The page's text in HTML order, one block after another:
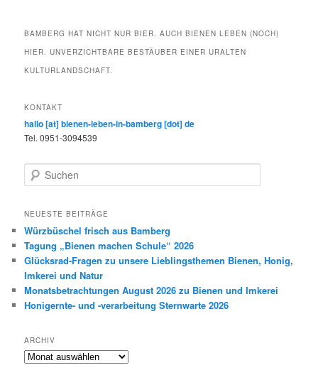
BAMBERG HAT NICHT NUR BIER. AUCH BIENEN LEBEN (NOCH)
HIER. UNVERZICHTBARE BESTÄUBER EINER URALTEN
KULTURLANDSCHAFT.
KONTAKT
hallo [at] bienen-leben-in-bamberg [dot] de
Tel. 0951-3094539
u
h
n
NEUESTE BEITRÄGE
Würzbüschel frisch aus Bamberg
Tagung „Bienen machen Schule“ 2026
Glücksrad-Fragen zu unsere Lieblingsthemen Bienen, Honig,
Imkerei und Natur
Monatsbetrachtungen August 2026 zu Bienen und Imkerei
Honigernte- und -verarbeitung Sternwarte 2026
ARCHIV
Archiv